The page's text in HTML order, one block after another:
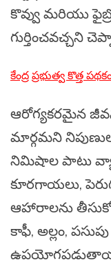
కొవ్వు మరియు
గుర్తించవచ్చని
కేంద్ర ప్రభుత్వ కొత్త
ఆరోగ్యకరమైన
మార్గమని
నిమిషాల పాటు
కూరగాయలు,
ఆహారాలను
కాఫీ, అల్లం,